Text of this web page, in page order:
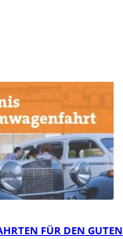
FÜR DEN GUTEN